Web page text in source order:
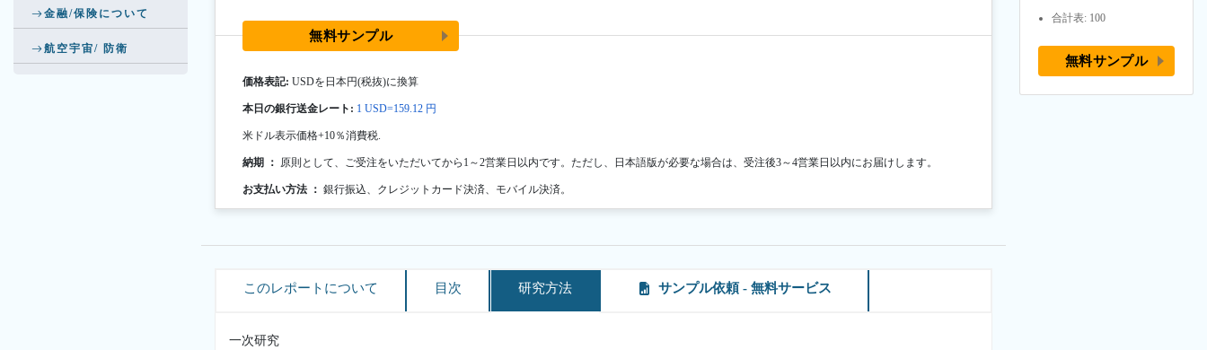
金融/保険について
航空宇宙/ 防衛
無料サンプル
価格表記: USDを日本円(税抜)に換算
本日の銀行送金レート: 1 USD=159.12 円
米ドル表示価格+10％消費税.
納期 ： 原則として、ご受注をいただいてから1～2営業日以内です。ただし、日本語版が必要な場合は、受注後3～4営業日以内にお届けします。
お支払い方法 ： 銀行振込、クレジットカード決済、モバイル決済。
このレポートについて 目次 研究方法 サンプル依頼 - 無料サービス
一次研究
合計表: 100
無料サンプル